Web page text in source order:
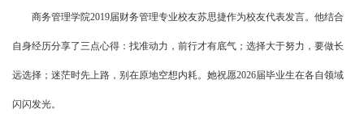
商务管理学院2019届财务管理专业校友苏思捷作为校友代表发言。他结合
自身经历分享了三点心得：找准动力，前行才有底气；选择大于努力，要做长
远选择；迷茫时先上路，别在原地空想内耗。她祝愿2026届毕业生在各自领域
闪闪发光。